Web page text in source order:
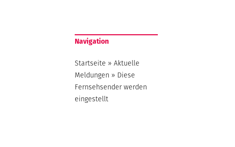
Navigation
Startseite »Aktuelle
Meldungen » Diese
Fernsehsender werden
eingestellt